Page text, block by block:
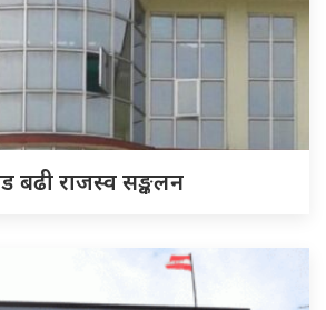
बढी राजस्व सङ्कलन